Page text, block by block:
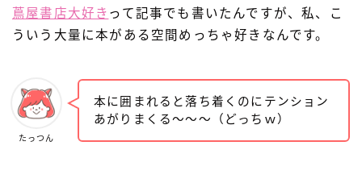
蔦屋書店大好き って記事でも書いたんですが、私、こ
ういう大量に本がある空間めっちゃ好きなんです。
たっつん
本に囲まれると落ち着くのにテンション
あがりまくる〜〜〜（どっちｗ）